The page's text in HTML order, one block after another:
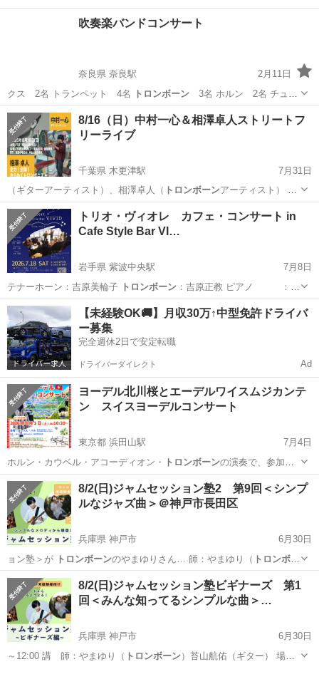
吹奏楽バンドコンサート
奈良県 奈良駅
2月11日
クス 2名 トランペット 4名
トロンボーン3名 ホルン 2名 チュー
バ 2…
奈良 奈良市 奈良駅 コンサート/ショー ステージ
8/16（日）中村一心＆相澤卓人ストリートフ
リーライブ
千葉県 木更津駅
7月31日
（ギターアーティスト）、相澤卓人（ トロンボーンアーティスト） 時
間／12：00…
千葉 木更津市 木更津駅 コンサート/ショー
トロンボーン
トリオ・ヴィオレ カフェ・コンサート in
Cafe Style Bar VI…
岩手県 紫波中央駅
7月8日
テナーホーン：吉原美輪子
トロンボーン：吉原正教 ピアノ ：三
神樹…
岩手 紫波郡 紫波中央駅 コンサート/ショー Cafe
【未経験OK🚚】月収30万↑中型免許ドライバ
ー募集
完全週休2日で安定転職
ドライバーダイレクト Ad
ヨーデル北川桜とエーデルワイスムジカンテ
ン スイスヨーデルコンサート
東京都 浜田山駅
7月4日
ホルン・カウベル・アコーディオン・
トロンボーンの演奏で、参加型
のステージが持ち味…
東京 杉並区 浜田山駅 コンサート/ショー ヨーデル
8/2(日)ジャムセッション塾2 第9回＜シンプ
ルなジャズ曲＞＠神戸市長田区
兵庫県 神戸市
6月30日
ョン塾＞が
トロンボーンのやまゆりさん… 師：やまゆり（ トロンボー
ン）苔山航佑（ギ…
兵庫 神戸市 ワークショップ ジャムセッション
8/2(日)ジャムセッション塾ビギナーズ 第1
回＜みんな知ってるシンプルな曲＞…
兵庫県 神戸市
6月30日
～12:00 講 師：やまゆり（ トロンボーン）苔山航佑（ギター） 場